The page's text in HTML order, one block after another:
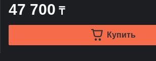
47 700 ₸
Купить